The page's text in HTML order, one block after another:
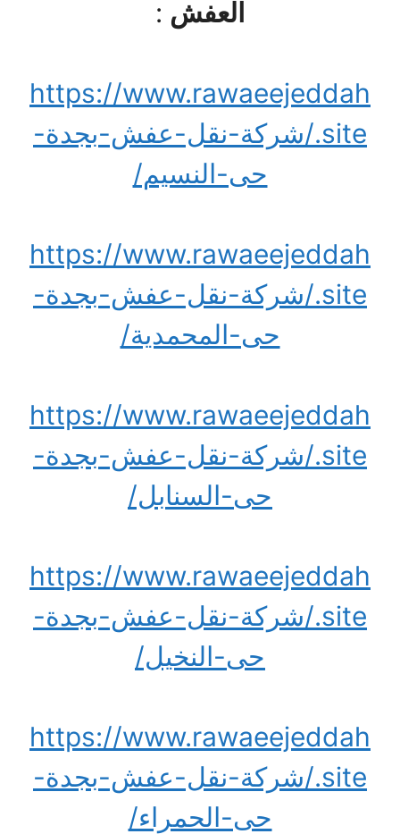
العفش:
https://www.rawaeejeddah
.site/شركة-نقل-عفش-بجدة-
حى-النسيم/
https://www.rawaeejeddah
.site/شركة-نقل-عفش-بجدة-
حى-المحمدية/
https://www.rawaeejeddah
.site/شركة-نقل-عفش-بجدة-
حى-السنابل/
https://www.rawaeejeddah
.site/شركة-نقل-عفش-بجدة-
حى-النخيل/
https://www.rawaeejeddah
.site/شركة-نقل-عفش-بجدة-
حى-الحمراء/